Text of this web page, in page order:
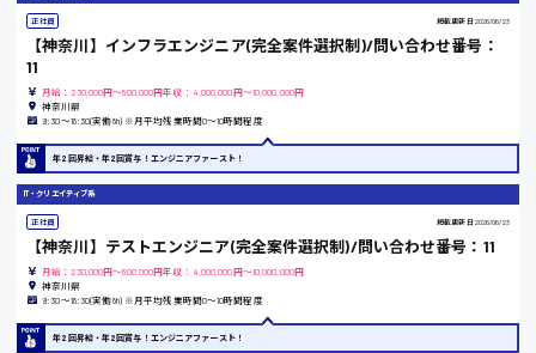
その他の専門職
施設管理・整備
施工管理
自動車整備士
配送・ドライバー
東広島市
山県郡
日給9000円～
正社員 掲載更新日 2026/06/23
【神奈川】インフラエンジニア(完全案件選択制)/問い合わせ番号：
11
月給：230,000円～800,000円年収：4,000,000円～10,000,000円
神奈川県
9:30〜18:30(実働8h) ※月平均残業時間0〜10時間程度
年2回昇給・年2回賞与！エンジニアファースト！
IT・クリエイティブ系
正社員 掲載更新日 2026/06/23
【神奈川】テストエンジニア(完全案件選択制)/問い合わせ番号：11
月給：230,000円～800,000円年収：4,000,000円～10,000,000円
神奈川県
9:30〜18:30(実働8h) ※月平均残業時間0〜10時間程度
年2回昇給・年2回賞与！エンジニアファースト！